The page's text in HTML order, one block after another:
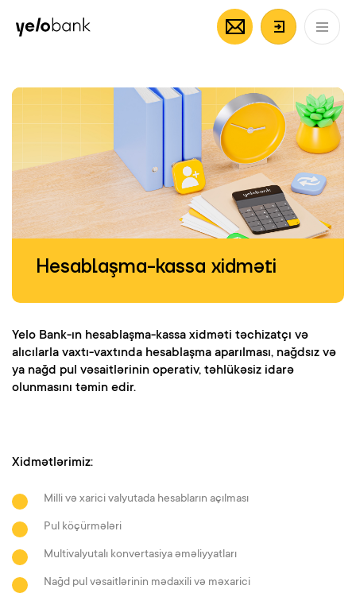
Fərdi Biznes
Giriş/
Hesablaşma-kassa xidməti
Yelo Bank-ın hesablaşma-kassa xidməti təchizatçı və
alıcılarla vaxtı-vaxtında hesablaşma aparılması, nağdsız və
ya nağd pul vəsaitlərinin operativ, təhlükəsiz idarə
olunmasını təmin edir.
Xidmətlərimiz:
Milli və xarici valyutada hesabların açılması
Pul köçürmələri
Multivalyutalı konvertasiya əməliyyatları
Nağd pul vəsaitlərinin mədaxili və məxarici